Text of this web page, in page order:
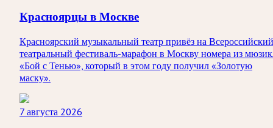
Красноярцы в Москве
Красноярский музыкальный театр привёз на Всероссийский
театральный фестиваль-марафон в Москву номера из
«Бой с Тенью», который в этом году получил «Золотую
маску».
7 августа 2026